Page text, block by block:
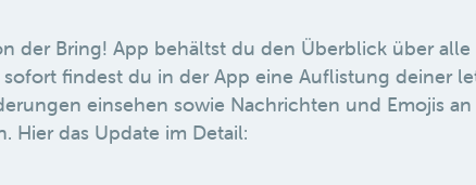
der Bring! App behältst du den Überblick über
sofort findest du in der App eine Auflistung deiner
einsehen sowie Nachrichten und Emojis
Hier das Update im Detail: